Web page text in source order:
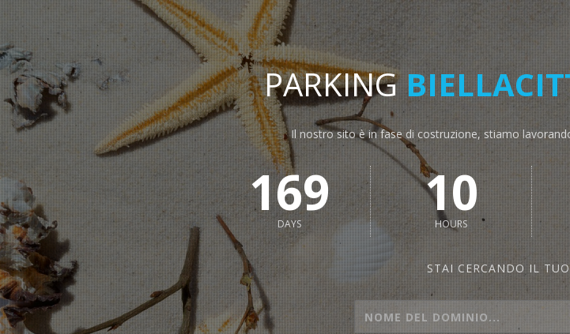
PARKING
Il nostro sito è in fase di costruzione, stiamo
169
DAYS 10
HOURS
STAI CERCANDO IL